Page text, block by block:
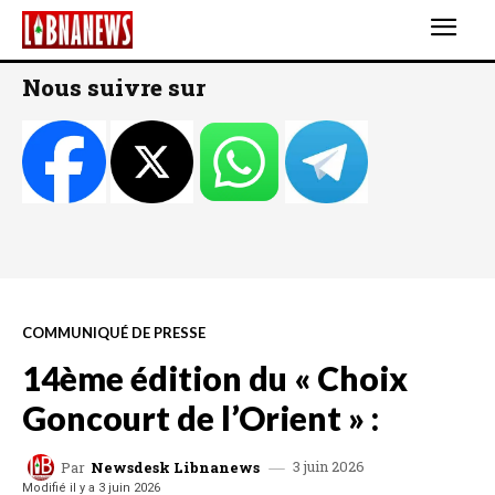
Nous suivre sur
COMMUNIQUÉ DE PRESSE
14ème édition du « Choix
Goncourt de l’Orient » :
Par Newsdesk Libnanews 3 juin 2026
Modifié il y a 3 juin 2026